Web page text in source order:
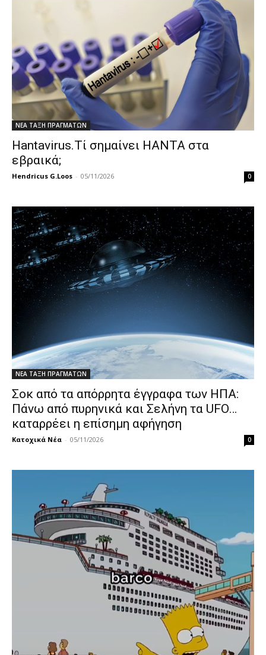
ΝΕΑ ΤΑΞΗ ΠΡΑΓΜΑΤΩΝ
Hantavirus.Τί σημαίνει HANTA στα
εβραικά;
Hendricus G.Loos - 05/11/2026 0
ΝΕΑ ΤΑΞΗ ΠΡΑΓΜΑΤΩΝ
Σοκ από τα απόρρητα έγγραφα των ΗΠΑ:
Πάνω από πυρηνικά και Σελήνη τα UFO…
καταρρέει η επίσημη αφήγηση
Κατοχικά Νέα - 05/11/2026 0